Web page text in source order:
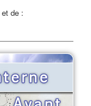
et de :